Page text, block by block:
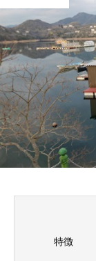
特徴